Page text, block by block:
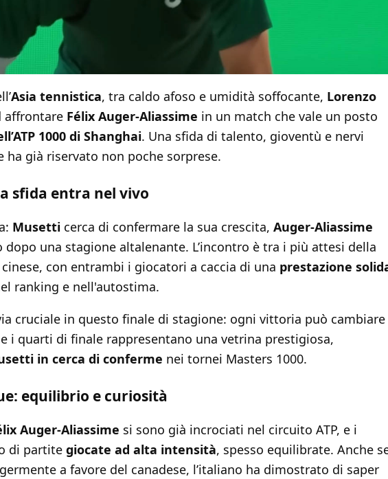
Asia tennistica, tra caldo afoso e umidità soffocante, Lorenzo
affrontare Félix Auger-Aliassime in un match che vale un posto
1000 di Shanghai. Una sfida di talento, gioventù e nervi
ha già riservato non poche sorprese.
sfida entra nel vivo
Musetti cerca di confermare la sua crescita, Auger-Aliassime
una stagione altalenante. L’incontro è tra i più attesi della
con entrambi i giocatori a caccia di una prestazione
ranking e nell'autostima.
cruciale in questo finale di stagione: ogni vittoria può
i quarti di finale rappresentano una vetrina prestigiosa,
in cerca di conferme nei tornei Masters 1000.
equilibrio e curiosità
Auger-Aliassime si sono già incrociati nel circuito ATP, e i
di partite giocate ad alta intensità, spesso equilibrate. Anche
a favore del canadese, l’italiano ha dimostrato di saper